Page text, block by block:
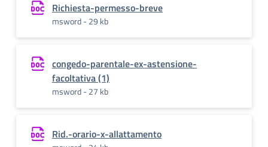
Richiesta-permesso-breve
msword - 29 kb
congedo-parentale-ex-astensione-
facoltativa (1)
msword - 27 kb
Rid.-orario-x-allattamento